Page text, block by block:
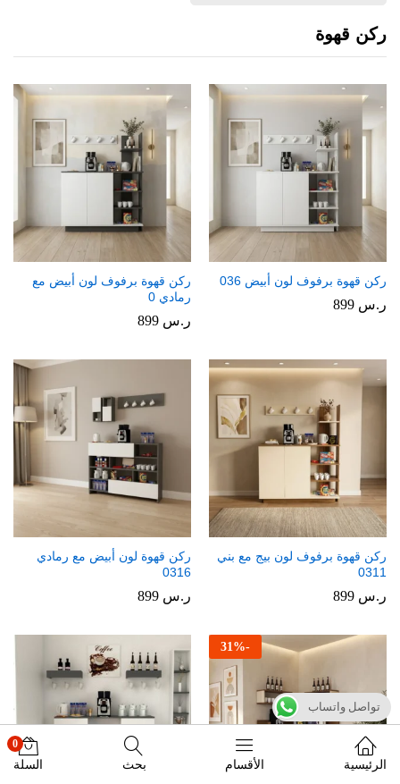
ركن قهوة
ركن قهوة برفوف لون أبيض 036
ر.س
ركن قهوة برفوف لون أبيض مع
رمادي 0
ر.س
ركن قهوة برفوف لون بيج مع بني
0311
ر.س
ركن قهوة لون أبيض مع رمادي
0316
ر.س
-
31 %
الرئيسية الأقسام بحث
0
السلة
تواصل واتساب